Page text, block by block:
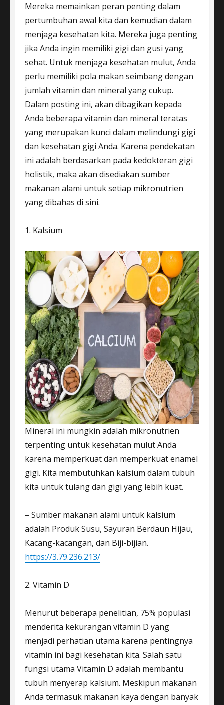
Mereka memainkan peran penting dalam
pertumbuhan awal kita dan kemudian dalam
menjaga kesehatan kita. Mereka juga penting
jika Anda ingin memiliki gigi dan gusi yang
sehat. Untuk menjaga kesehatan mulut, Anda
perlu memiliki pola makan seimbang dengan
jumlah vitamin dan mineral yang cukup.
Dalam posting ini, akan dibagikan kepada
Anda beberapa vitamin dan mineral teratas
yang merupakan kunci dalam melindungi gigi
dan kesehatan gigi Anda. Karena pendekatan
ini adalah berdasarkan pada kedokteran gigi
holistik, maka akan disediakan sumber
makanan alami untuk setiap mikronutrien
yang dibahas di sini.
1. Kalsium
Mineral ini mungkin adalah mikronutrien
terpenting untuk kesehatan mulut Anda
karena memperkuat dan memperkuat enamel
gigi. Kita membutuhkan kalsium dalam tubuh
kita untuk tulang dan gigi yang lebih kuat.
– Sumber makanan alami untuk kalsium
adalah Produk Susu, Sayuran Berdaun Hijau,
Kacang-kacangan, dan Biji-bijian.
https://3.79.236.213/
2. Vitamin D
Menurut beberapa penelitian, 75% populasi
menderita kekurangan vitamin D yang
menjadi perhatian utama karena pentingnya
vitamin ini bagi kesehatan kita. Salah satu
fungsi utama Vitamin D adalah membantu
tubuh menyerap kalsium. Meskipun makanan
Anda termasuk makanan kaya dengan banyak